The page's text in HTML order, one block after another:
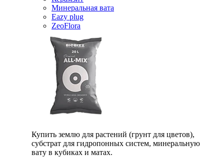
Минеральная вата
Eazy plug
ZeoFlora
Купить землю для растений (грунт для цветов),
субстрат для гидропонных систем, минеральную
вату в кубиках и матах.